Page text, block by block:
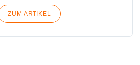
ZUM ARTIKEL